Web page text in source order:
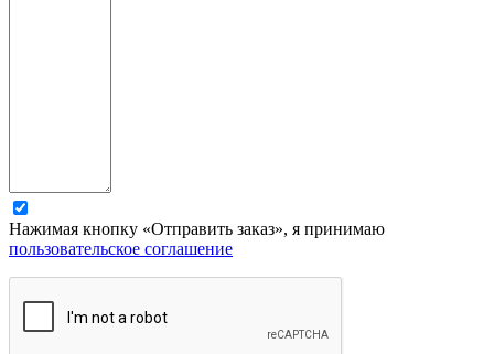
Нажимая кнопку «Отправить заказ», я принимаю
пользовательское соглашение